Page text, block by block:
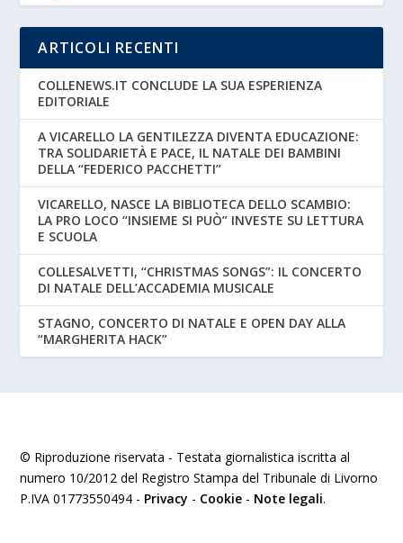
ARTICOLI RECENTI
COLLENEWS.IT CONCLUDE LA SUA ESPERIENZA
EDITORIALE
A VICARELLO LA GENTILEZZA DIVENTA EDUCAZIONE:
TRA SOLIDARIETÀ E PACE, IL NATALE DEI BAMBINI
DELLA “FEDERICO PACCHETTI”
VICARELLO, NASCE LA BIBLIOTECA DELLO SCAMBIO:
LA PRO LOCO “INSIEME SI PUÒ” INVESTE SU LETTURA
E SCUOLA
COLLESALVETTI, “CHRISTMAS SONGS”: IL CONCERTO
DI NATALE DELL’ACCADEMIA MUSICALE
STAGNO, CONCERTO DI NATALE E OPEN DAY ALLA
“MARGHERITA HACK”
© Riproduzione riservata - Testata giornalistica iscritta al
numero 10/2012 del Registro Stampa del Tribunale di Livorno
P.IVA 01773550494 - Privacy - Cookie - Note legali.